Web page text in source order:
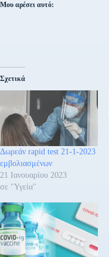
Μου αρέσει αυτό:
Σχετικά
Δωρεάν rapid test 21-1-2023
εμβολιασμένων
21 Ιανουαρίου 2023
σε "Υγεία"